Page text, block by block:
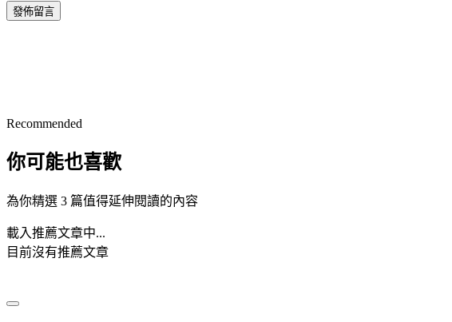
發佈留言
Recommended
你可能也喜歡
為你精選 3 篇值得延伸閱讀的內容
載入推薦文章中...
目前沒有推薦文章